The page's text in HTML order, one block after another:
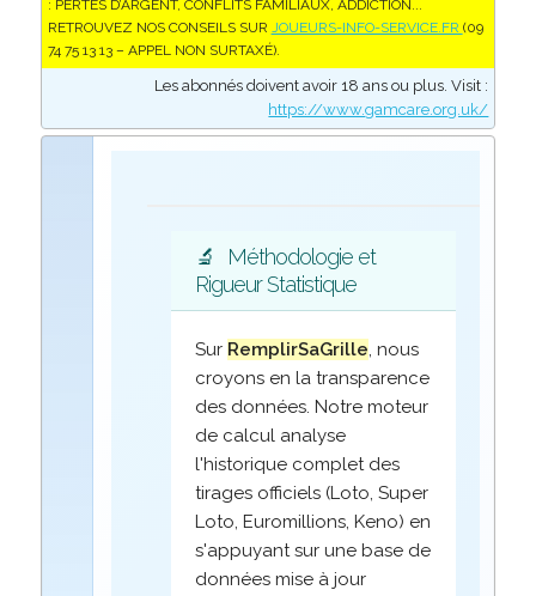
: PERTES D’ARGENT, CONFLITS FAMILIAUX, ADDICTION...
RETROUVEZ NOS CONSEILS SUR JOUEURS-INFO-SERVICE.FR (09
74 75 13 13 – APPEL NON SURTAXÉ).
Les abonnés doivent avoir 18 ans ou plus. Visit :
https://www.gamcare.org.uk/
🔬
Méthodologie et
Rigueur Statistique
Sur RemplirSaGrille, nous
croyons en la transparence
des données. Notre moteur
de calcul analyse
l'historique complet des
tirages officiels (Loto, Super
Loto, Euromillions, Keno) en
s'appuyant sur une base de
données mise à jour